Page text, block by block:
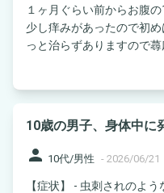
１ヶ月ぐらい前からお腹
少し痒みがあったので初
っと治らずありますので蕁
10歳の男子、身体中に
person 10代/男性 - 2026/06/21
【症状】 - 虫刺されのよ